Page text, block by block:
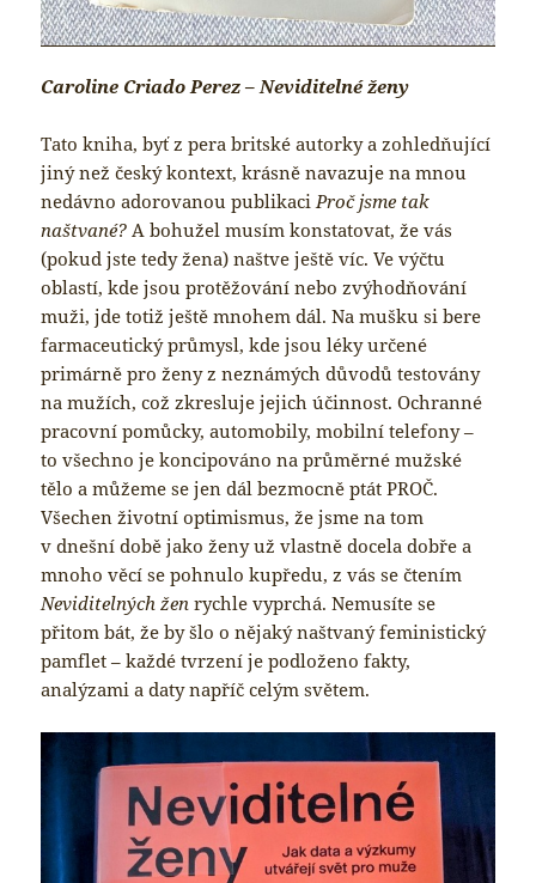
Caroline Criado Perez – Neviditelné ženy
Tato kniha, byť z pera britské autorky a zohledňující
jiný než český kontext, krásně navazuje na mnou
nedávno adorovanou publikaciProč jsme tak
naštvané? A bohužel musím konstatovat, že vás
(pokud jste tedy žena) naštve ještě víc. Ve výčtu
oblastí, kde jsou protěžování nebo zvýhodňování
muži, jde totiž ještě mnohem dál. Na mušku si bere
farmaceutický průmysl, kde jsou léky určené
primárně pro ženy z neznámých důvodů testovány
na mužích, což zkresluje jejich účinnost. Ochranné
pracovní pomůcky, automobily, mobilní telefony –
to všechno je koncipováno na průměrné mužské
tělo a můžeme se jen dál bezmocně ptát PROČ.
Všechen životní optimismus, že jsme na tom
v dnešní době jako ženy už vlastně docela dobře a
mnoho věcí se pohnulo kupředu, z vás se čtením
Neviditelných žen rychle vyprchá. Nemusíte se
přitom bát, že by šlo o nějaký naštvaný feministický
pamflet – každé tvrzení je podloženo fakty,
analýzami a daty napříč celým světem.